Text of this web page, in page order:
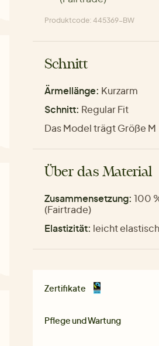
Produktcode: 445369-BW
Schnitt
Ärmellänge: Kurzarm
Schnitt: Regular Fit
Das Model trägt Größe M
Über das Material
Zusammensetzung: 100
(Fairtrade)
Elastizität: leicht elastisch
Zertifikate
Pflege und Wartung